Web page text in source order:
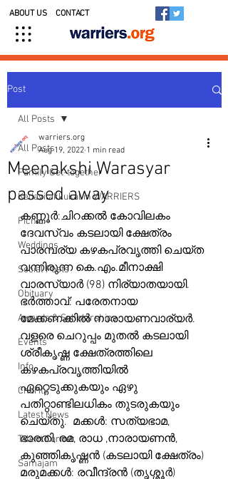
ABOUT US CONTACT
Post
All Posts
Family Get-together
Kedavilakkukal in WARRIERS
Picnic
Weddings
Social Posts
Obituary
Awards & Scholarships
Events
Info
Charity
Latest News
Talent Corner
Samajam
All Posts
Meenakshi Warasyar
passed away
warriers.org
Aug 19, 2022 1 min read
കണ്ണൂർ:ചിറക്കൽ കോവിലകം
ദേവസ്വം കടലായി ക്ഷേത്രം
പാരമ്പര്യ കഴകപ്രവൃത്തി ചെയ്ത
വന്നിരുന്ന കെ.എം.മീനാക്ഷി
വാരസ്യാർ (98) നിര്യാതയായി.
ഭർത്താവ്: പരേതനായ
മേക്കണക്കിൽ നാരായണവാര്യർ.
വളരെ ചെറുപ്പം മുതൽ കടലായി
ശ്രീകൃഷ്ണ ക്ഷേത്രത്തിലെ
കഴകപ്രവൃത്തിയിൽ
ഏറ്റെടുക്കുകയും ഏഴു
പതിറ്റാണ്ടിലധികം തുടരുകയും
ചെയ്തു.  മക്കൾ: സത്യഭാമ,
ഭാരതി, രമ, രാധ ,നാരായണൻ,
കുഞ്ഞികൃഷ്ണൻ (കടലായി ക്ഷേത്രം)
മരുമക്കൾ: രവീന്ദ്രൻ (തൃശ്ശൂർ)